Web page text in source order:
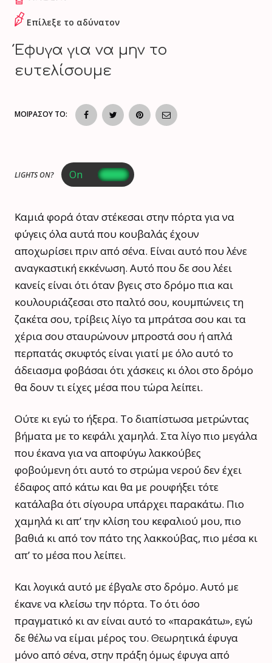
Επίλεξε το αδύνατον
Έφυγα για να μην το
ευτελίσουμε
ΜΟΙΡΑΣΟΥ ΤΟ:
LIGHTS ON?
Καμιά φορά όταν στέκεσαι στην πόρτα για να
φύγεις όλα αυτά που κουβαλάς έχουν
αποχωρίσει πριν από σένα. Είναι αυτό που λένε
αναγκαστική εκκένωση. Αυτό που δε σου λέει
κανείς είναι ότι όταν βγεις στο δρόμο πια και
κουλουριάζεσαι στο παλτό σου, κουμπώνεις τη
ζακέτα σου, τρίβεις λίγο τα μπράτσα σου και τα
χέρια σου σταυρώνουν μπροστά σου ή απλά
περπατάς σκυφτός είναι γιατί με όλο αυτό το
άδειασμα φοβάσαι ότι χάσκεις κι όλοι στο δρόμο
θα δουν τι είχες μέσα που τώρα λείπει.
Ούτε κι εγώ το ήξερα. Το διαπίστωσα μετρώντας
βήματα με το κεφάλι χαμηλά. Στα λίγο πιο μεγάλα
που έκανα για να αποφύγω λακκούβες
φοβούμενη ότι αυτό το στρώμα νερού δεν έχει
έδαφος από κάτω και θα με ρουφήξει τότε
κατάλαβα ότι σίγουρα υπάρχει παρακάτω. Πιο
χαμηλά κι απ’ την κλίση του κεφαλιού μου, πιο
βαθιά κι από τον πάτο της λακκούβας, πιο μέσα κι
απ’ το μέσα που λείπει.
Και λογικά αυτό με έβγαλε στο δρόμο. Αυτό με
έκανε να κλείσω την πόρτα. Το ότι όσο
πραγματικό κι αν είναι αυτό το «παρακάτω», εγώ
δε θέλω να είμαι μέρος του. Θεωρητικά έφυγα
μόνο από σένα, στην πράξη όμως έφυγα από